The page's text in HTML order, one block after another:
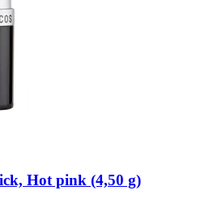
Hot pink (4,50 g)